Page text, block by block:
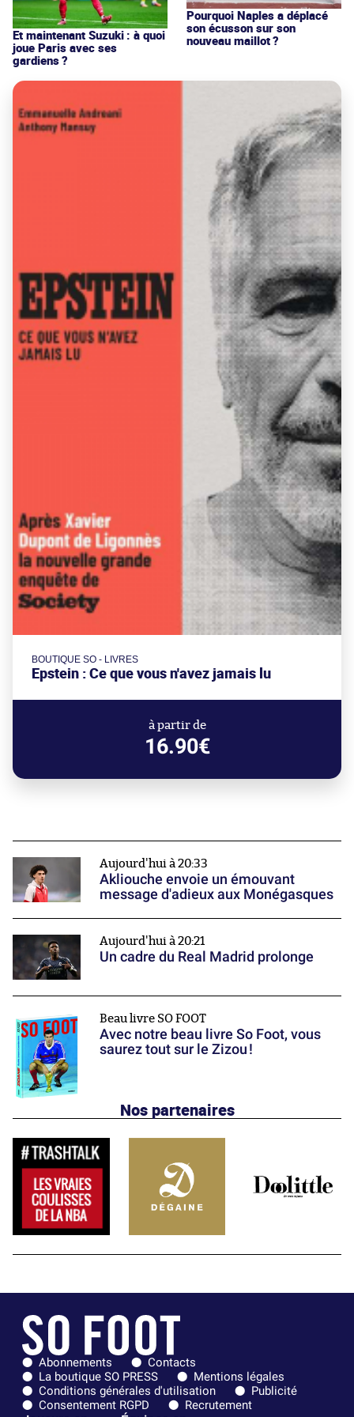
Et maintenant Suzuki : à quoi
joue Paris avec ses
gardiens ?
Pourquoi Naples a déplacé
son écusson sur son
nouveau maillot ?
BOUTIQUE SO - LIVRES
Epstein : Ce que vous n'avez jamais lu
à partir de
16.90€
Aujourd'hui à 20:33
Akliouche envoie un émouvant
message d'adieux aux Monégasques
Aujourd'hui à 20:21
Un cadre du Real Madrid prolonge
Beau livre SO FOOT
Avec notre beau livre So Foot, vous
saurez tout sur le Zizou !
Nos partenaires
Abonnements
Contacts
La boutique SO PRESS
Mentions légales
Conditions générales d'utilisation
Publicité
Consentement RGPD
Recrutement